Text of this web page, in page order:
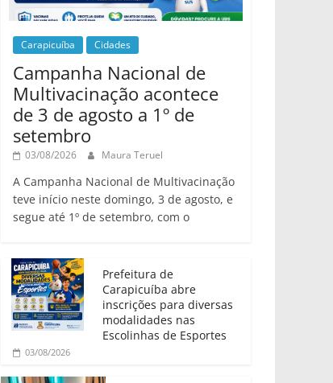
Carapicuíba Cidades
Campanha Nacional de
Multivacinação acontece
de 3 de agosto a 1º de
setembro
03/08/2026 Maura Teruel
A Campanha Nacional de Multivacinação
teve início neste domingo, 3 de agosto, e
segue até 1º de setembro, com o
Prefeitura de
Carapicuíba abre
inscrições para diversas
modalidades nas
Escolinhas de Esportes
03/08/2026